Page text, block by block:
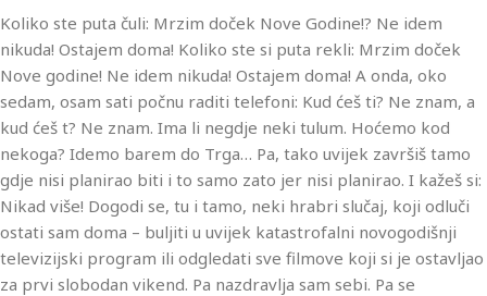
Koliko ste puta čuli: Mrzim doček Nove Godine!? Ne idem
nikuda! Ostajem doma! Koliko ste si puta rekli: Mrzim doček
Nove godine! Ne idem nikuda! Ostajem doma! A onda, oko
sedam, osam sati počnu raditi telefoni: Kud ćeš ti? Ne znam, a
kud ćeš t? Ne znam. Ima li negdje neki tulum. Hoćemo kod
nekoga? Idemo barem do Trga… Pa, tako uvijek završiš tamo
gdje nisi planirao biti i to samo zato jer nisi planirao. I kažeš si:
Nikad više! Dogodi se, tu i tamo, neki hrabri slučaj, koji odluči
ostati sam doma – buljiti u uvijek katastrofalni novogodišnji
televizijski program ili odgledati sve filmove koji si je ostavljao
za prvi slobodan vikend. Pa nazdravlja sam sebi. Pa se